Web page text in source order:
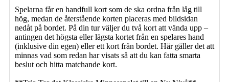
Spelarna får en handfull kort som de ska ordna från låg till
hög, medan de återstående korten placeras med bildsidan
nedåt på bordet. På din tur väljer du två kort att vända upp –
antingen det högsta eller lägsta kortet från en spelares hand
(inklusive din egen) eller ett kort från bordet. Här gäller det att
minnas vad som redan har visats så att du kan fatta smarta
beslut och hitta matchande kort.